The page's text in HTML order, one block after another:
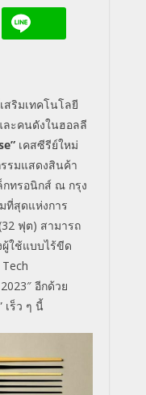
ริมเทคโนโลยี
ละคนดังในฮอลลี
เคสซีรีย์ใหม่
รมแสดงสินค้า
ทรอนิกส์ ณ กรุง
ที่สุดแห่งการ
ฟุต) สามารถ
ใช้แบบไร้ขีด
Tech
2023″ อีกด้วย
เร็ว ๆ นี้